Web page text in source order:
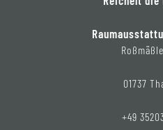
01737
+49